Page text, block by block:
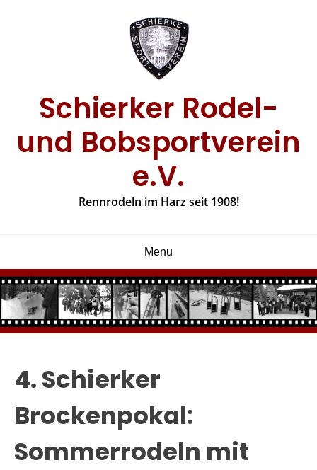
Schierker Rodel-
und Bobsportverein
e.V.
Rennrodeln im Harz seit 1908!
Menu
4. Schierker
Brockenpokal:
Sommerrodeln mit